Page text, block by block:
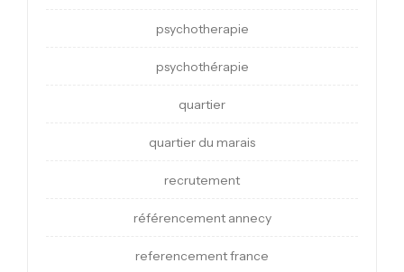
psychotherapie
psychothérapie
quartier
quartier du marais
recrutement
référencement annecy
referencement france